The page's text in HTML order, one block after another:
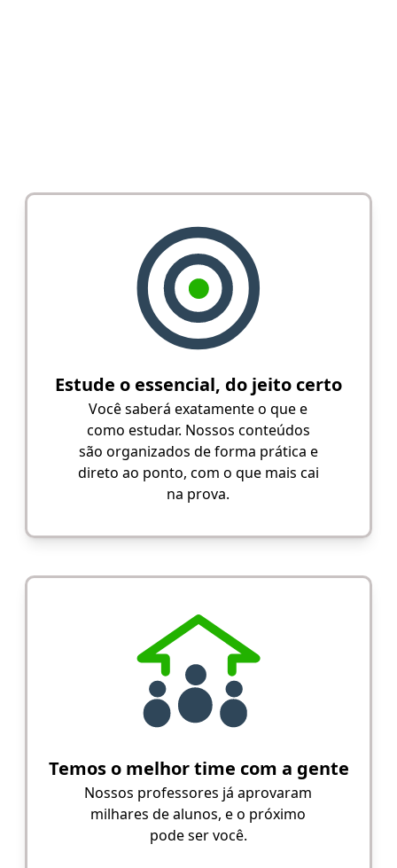
Estude o essencial, do jeito certo
Você saberá exatamente o que e
como estudar. Nossos conteúdos
são organizados de forma prática e
direto ao ponto, com o que mais cai
na prova.
Temos o melhor time com a gente
Nossos professores já aprovaram
milhares de alunos, e o próximo
pode ser você.